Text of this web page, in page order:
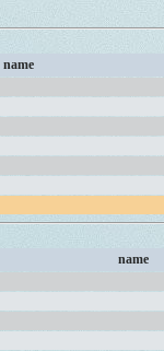
name
name